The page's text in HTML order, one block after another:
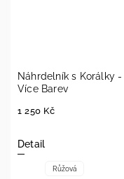
Náhrdelník s Korálky -
Více Barev
1 250 Kč
Detail
Růžová